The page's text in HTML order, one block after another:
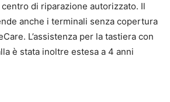
di riparazione autorizzato. Il
anche i terminali senza copertura
L’assistenza per la tastiera con
è stata inoltre estesa a 4 anni